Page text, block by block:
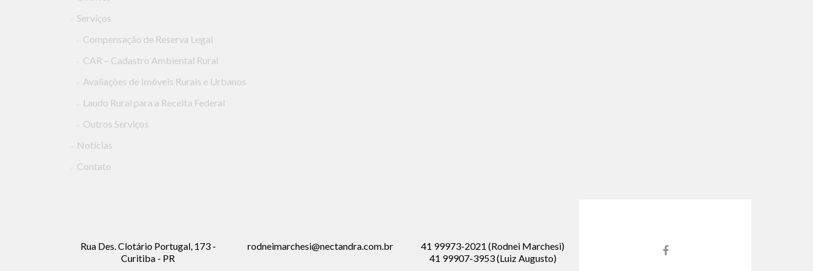
Serviços
Compensação de Reserva Legal
CAR – Cadastro Ambiental Rural
Avaliações de Imóveis Rurais e Urbanos
Laudo Rural para a Receita Federal
Outros Serviços
Notícias
Contato
Rua Des. Clotário Portugal, 173 -
Curitiba - PR
rodneimarchesi@nectandra.com.br
41 99973-2021 (Rodnei Marchesi)
41 99907-3953 (Luiz Augusto)
Link